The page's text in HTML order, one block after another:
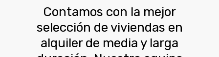
Contamos con la mejor
selección de viviendas en
alquiler de media y larga